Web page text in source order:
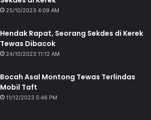
25/10/2023 4:09 AM
Hendak Rapat, Seorang Sekdes di Kerek
Tewas Dibacok
24/10/2023 11:12 AM
Bocah Asal Montong Tewas Terlindas
Mobil Taft
11/12/2023 5:46 PM